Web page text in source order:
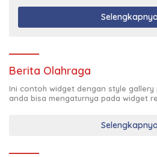
Selengkapnya
Berita Olahraga
Ini contoh widget dengan style gallery
anda bisa mengaturnya pada widget
Selengkapnya